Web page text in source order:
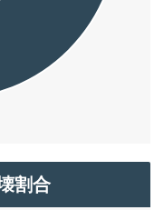
割合